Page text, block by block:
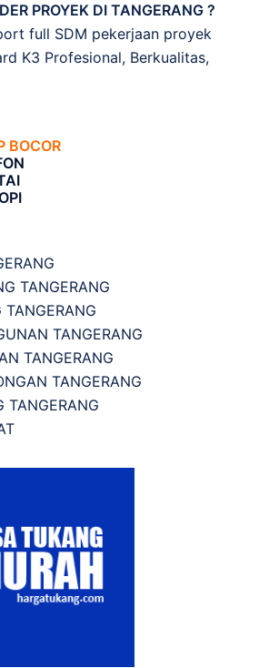
PROYEK DI TANGERANG ?
full SDM pekerjaan proyek
K3 Profesional, Berkualitas,
BOCOR
TANGERANG
TANGERANG
TANGERANG
TANGERANG
TANGERANG